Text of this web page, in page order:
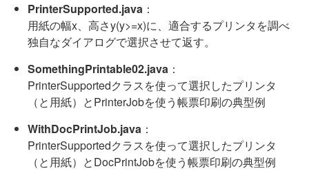
PrinterSupported.java ：
用紙の幅x、高さy(y>=x)に、適合するプリンタを調べ
独自なダイアログで選択させて返す。
SomethingPrintable02.java ：
PrinterSupportedクラスを使って選択したプリンタ
（と用紙）とPrinterJobを使う帳票印刷の典型例
WithDocPrintJob.java ：
PrinterSupportedクラスを使って選択したプリンタ
（と用紙）とDocPrintJobを使う帳票印刷の典型例